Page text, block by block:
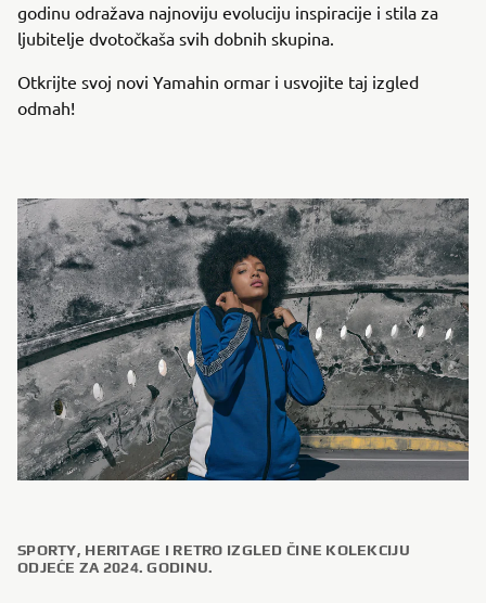
godinu odražava najnoviju evoluciju inspiracije i stila za
ljubitelje dvotočkaša svih dobnih skupina.
Otkrijte svoj novi Yamahin ormar i usvojite taj izgled
odmah!
SPORTY, HERITAGE I RETRO IZGLED ČINE KOLEKCIJU
ODJEĆE ZA 2024. GODINU.